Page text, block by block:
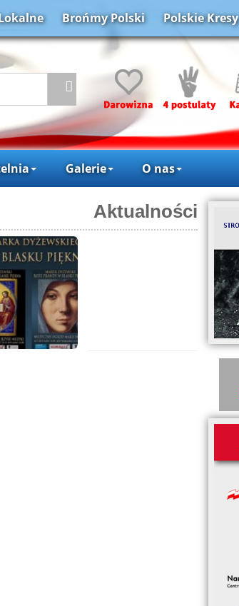
Brońmy Polski Polskie Kresy
Galerie O nas
Aktualności